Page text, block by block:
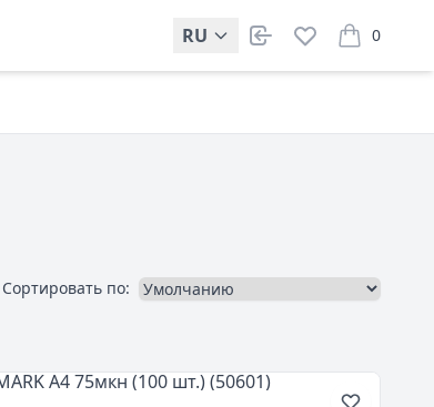
RU 0
items in
Сортировать по: